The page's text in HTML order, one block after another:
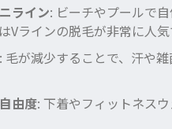
ライン: ビーチやプールで
Vラインの脱毛が非常に人気
: 毛が減少することで、汗や
由度: 下着やフィットネス